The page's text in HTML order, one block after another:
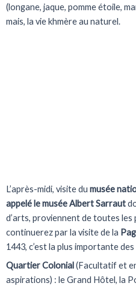
(longane, jaque, pomme étoile,
mais, la vie khmère au naturel.
L’après-midi, visite du musée
appelé le musée Albert Sarraut
d’arts, proviennent de toutes les
continuerez par la visite de la
1443, c’est la plus importante
Quartier Colonial(Facultatif et
aspirations) : le Grand Hôtel, la